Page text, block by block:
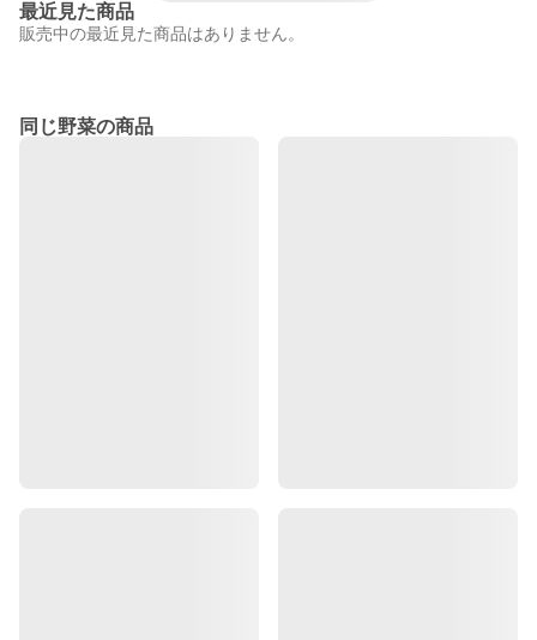
最近見た商品
販売中の最近見た商品はありません。
同じ野菜の商品